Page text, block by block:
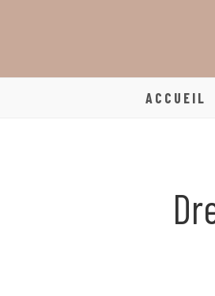
ACCUEIL